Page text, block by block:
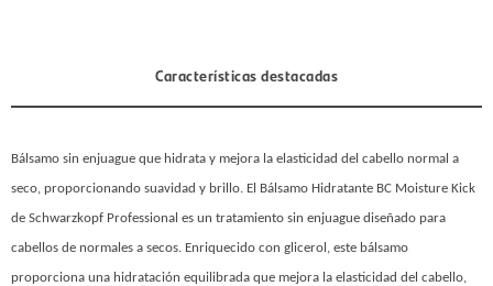
Características destacadas
Bálsamo sin enjuague que hidrata y mejora la elasticidad del cabello normal a
seco, proporcionando suavidad y brillo.​ El Bálsamo Hidratante BC Moisture Kick
de Schwarzkopf Professional es un tratamiento sin enjuague diseñado para
cabellos de normales a secos. Enriquecido con glicerol, este bálsamo
proporciona una hidratación equilibrada que mejora la elasticidad del cabello,